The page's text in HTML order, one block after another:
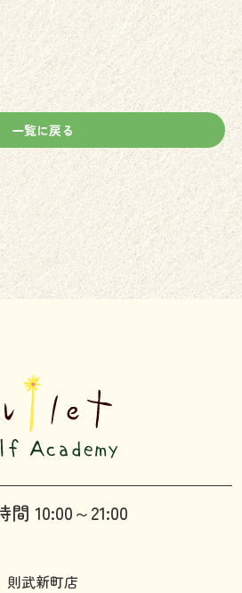
一覧に戻る
間 10:00～21:00
則武新町店